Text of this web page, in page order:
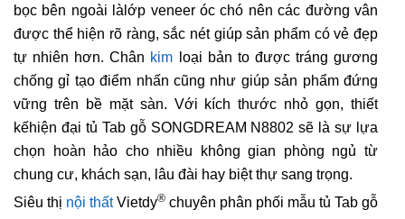
bọc bên ngoài làlớp veneer óc chó nên các đường vân
được thể hiện rõ ràng, sắc nét giúp sản phẩm có vẻ đẹp
tự nhiên hơn. Chân kim loại bản to được tráng gương
chống gỉ tạo điểm nhấn cũng như giúp sản phẩm đứng
vững trên bề mặt sàn. Với kích thước nhỏ gọn, thiết
kếhiện đại tủ Tab gỗ SONGDREAM N8802 sẽ là sự lựa
chọn hoàn hảo cho nhiều không gian phòng ngủ từ
chung cư, khách sạn, lâu đài hay biệt thự sang trọng.
Siêu thị nội thấtVietdy® chuyên phân phối mẫu tủ Tab gỗ